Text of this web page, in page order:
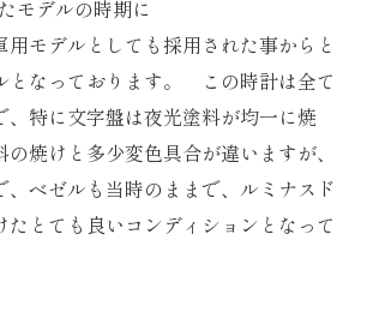
モデルの時期に
用モデルとしても採用された事からと
となっております。 この時計は全て
、特に文字盤は夜光塗料が均一に焼
焼けと多少変色具合が違いますが、
、ベゼルも当時のままで、ルミナスド
たとても良いコンディションとなって